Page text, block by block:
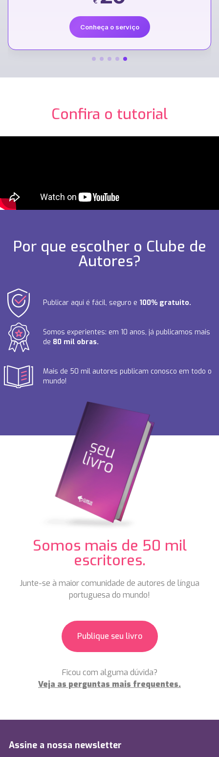
Conheça o serviço
Confira o tutorial
Por que escolher o Clube de
Autores?
Publicar aqui é fácil, seguro e 100% gratuito.
Somos experientes: em 10 anos, já publicamos mais
de 80 mil obras.
Mais de 50 mil autores publicam conosco em todo o
mundo!
Somos mais de 50 mil
escritores.
Junte-se à maior comunidade de autores de língua
portuguesa do mundo!
Publique seu livro
Ficou com alguma dúvida?
Veja as perguntas mais frequentes.
Assine a nossa newsletter